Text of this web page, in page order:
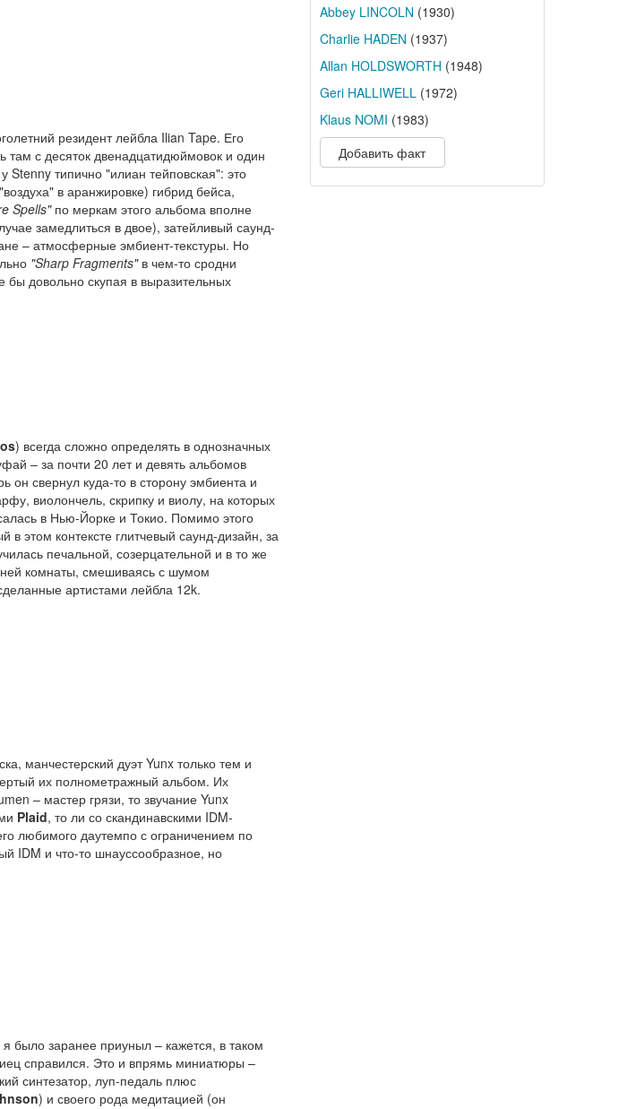
резидент лейбла Ilian Tape. Его
там с десяток двенадцатидюймовок и один
типично "илиан тейповская": это
в аранжировке) гибрид бейса,
Spells"по меркам этого альбома вполне
замедлиться в двое), затейливый саунд-
– атмосферные эмбиент-текстуры. Но
"Sharp Fragments"в чем-то сродни
бы довольно скупая в выразительных
) всегда сложно определять в однозначных
– за почти 20 лет и девять альбомов
свернул куда-то в сторону эмбиента и
виолончель, скрипку и виолу, на которых
в Нью-Йорке и Токио. Помимо этого
в этом контексте глитчевый саунд-дизайн, за
печальной, созерцательной и в то же
комнаты, смешиваясь с шумом
артистами лейбла 12k.
манчестерский дуэт Yunx только тем и
их полнометражный альбом. Их
– мастер грязи, то звучание Yunx
Plaid, то ли со скандинавскими IDM-
любимого даутемпо с ограничением по
IDM и что-то шнауссообразное, но
было заранее приуныл – кажется, в таком
справился. Это и впрямь миниатюры –
синтезатор, луп-педаль плюс
) и своего рода медитацией (он
Abbey LINCOLN (1930)
Charlie HADEN (1937)
Allan HOLDSWORTH (1948)
Geri HALLIWELL(1972)
Klaus NOMI (1983)
Добавить факт